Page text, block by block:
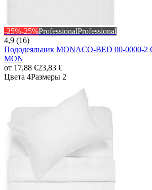
-25%-25%ProfessionalProfessional
4,9 (16)
Пододеяльник MONACO-BED 00-0000-2
MON
от 17,88 €23,83 €
Цвета 4Размеры 2